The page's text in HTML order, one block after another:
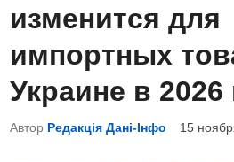
и
к
о
в
н
изменится для
импортных
Украине в 2026
Автор Редакція Дані-Інфо 15